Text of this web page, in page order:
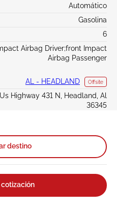
Automático
Gasolina
6
Airbag Driver;front Impact
Airbag Passenger
AL - HEADLAND Offsite
Highway 431 N, Headland, Al
36345
destino